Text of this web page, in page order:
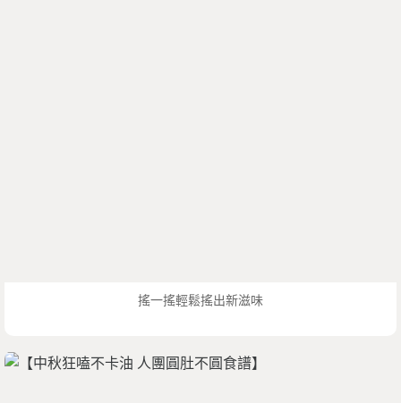
搖一搖輕鬆搖出新滋味